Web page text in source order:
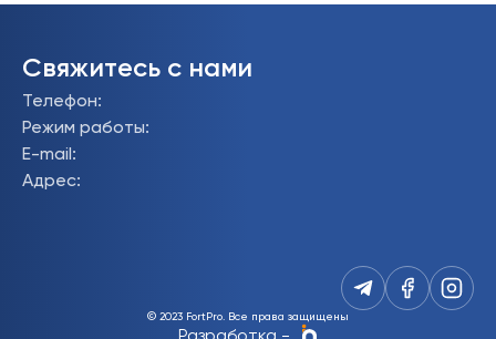
Свяжитесь с нами
Телефон:
Режим работы:
E-mail :
Адрес:
© 2023 FortPro. Все права защищены